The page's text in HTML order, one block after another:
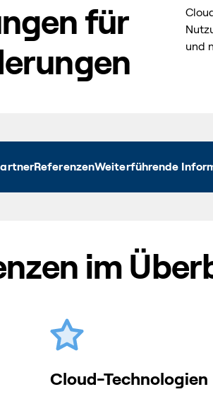
für
und
ReferenzenWeiterführende
im
Cloud-Technologien